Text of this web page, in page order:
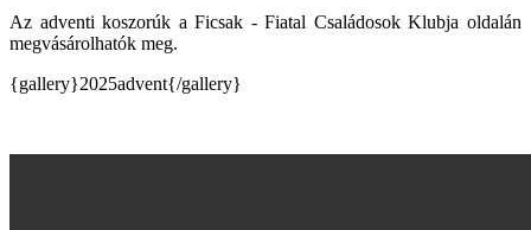
Az adventi koszorúk a Ficsak - Fiatal Családosok Klubja oldalán
megvásárolhatók meg.
{gallery}2025advent{/gallery}